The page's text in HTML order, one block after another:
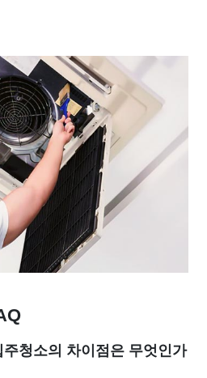
청소의 차이점은 무엇인가